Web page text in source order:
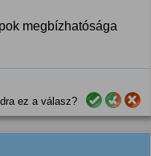
megbízhatósága
ez a válasz?